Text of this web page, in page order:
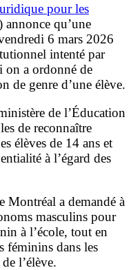
pour les
annonce qu’une
6 mars 2026
intenté par
on a ordonné de
de genre d’une élève.
de l’Éducation
de reconnaître
élèves de 14 ans et
à l’égard des
Montréal a demandé à
masculins pour
à l’école, tout en
féminins dans les
l’élève.